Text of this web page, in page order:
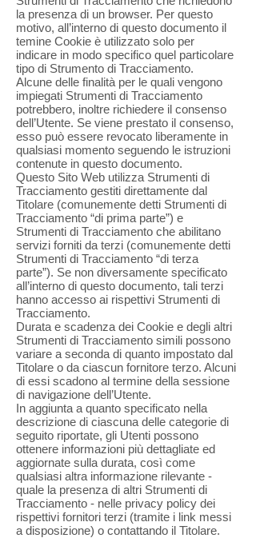
la presenza di un browser. Per questo
motivo, all’interno di questo documento il
temine Cookie è utilizzato solo per
indicare in modo specifico quel particolare
tipo di Strumento di Tracciamento.
Alcune delle finalità per le quali vengono
impiegati Strumenti di Tracciamento
potrebbero, inoltre richiedere il consenso
dell’Utente. Se viene prestato il consenso,
esso può essere revocato liberamente in
qualsiasi momento seguendo le istruzioni
contenute in questo documento.
Questo Sito Web utilizza Strumenti di
Tracciamento gestiti direttamente dal
Titolare (comunemente detti Strumenti di
Tracciamento “di prima parte”) e
Strumenti di Tracciamento che abilitano
servizi forniti da terzi (comunemente detti
Strumenti di Tracciamento “di terza
parte”). Se non diversamente specificato
all’interno di questo documento, tali terzi
hanno accesso ai rispettivi Strumenti di
Tracciamento.
Durata e scadenza dei Cookie e degli altri
Strumenti di Tracciamento simili possono
variare a seconda di quanto impostato dal
Titolare o da ciascun fornitore terzo. Alcuni
di essi scadono al termine della sessione
di navigazione dell’Utente.
In aggiunta a quanto specificato nella
descrizione di ciascuna delle categorie di
seguito riportate, gli Utenti possono
ottenere informazioni più dettagliate ed
aggiornate sulla durata, così come
qualsiasi altra informazione rilevante -
quale la presenza di altri Strumenti di
Tracciamento - nelle privacy policy dei
rispettivi fornitori terzi (tramite i link messi
a disposizione) o contattando il Titolare.